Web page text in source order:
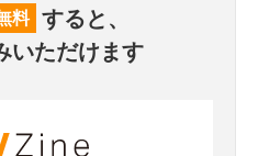
料 すると、
いただけます